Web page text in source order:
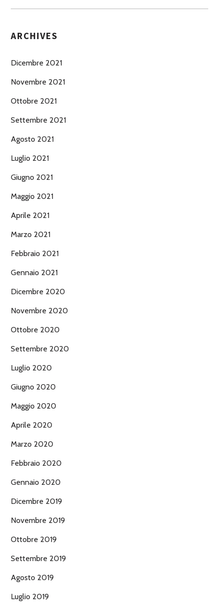
ARCHIVES
Dicembre 2021
Novembre 2021
Ottobre 2021
Settembre 2021
Agosto 2021
Luglio 2021
Giugno 2021
Maggio 2021
Aprile 2021
Marzo 2021
Febbraio 2021
Gennaio 2021
Dicembre 2020
Novembre 2020
Ottobre 2020
Settembre 2020
Luglio 2020
Giugno 2020
Maggio 2020
Aprile 2020
Marzo 2020
Febbraio 2020
Gennaio 2020
Dicembre 2019
Novembre 2019
Ottobre 2019
Settembre 2019
Agosto 2019
Luglio 2019